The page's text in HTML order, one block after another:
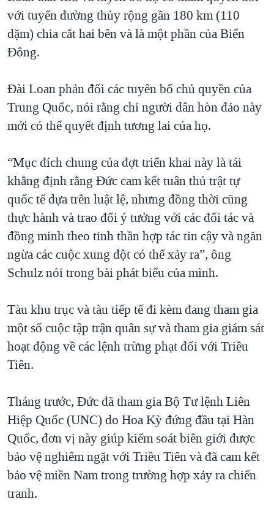
với tuyến đường thủy rộng gần 180 km (110
dặm) chia cắt hai bên và là một phần của Biển
Đông.
Đài Loan phản đối các tuyên bố chủ quyền của
Trung Quốc, nói rằng chỉ người dân hòn đảo này
mới có thể quyết định tương lai của họ.
“Mục đích chung của đợt triển khai này là tái
khẳng định rằng Đức cam kết tuân thủ trật tự
quốc tế dựa trên luật lệ, nhưng đồng thời cũng
thực hành và trao đổi ý tưởng với các đối tác và
đồng minh theo tinh thần hợp tác tin cậy và ngăn
ngừa các cuộc xung đột có thể xảy ra”, ông
Schulz nói trong bài phát biểu của mình.
Tàu khu trục và tàu tiếp tế đi kèm đang tham gia
một số cuộc tập trận quân sự và tham gia giám sát
hoạt động về các lệnh trừng phạt đối với Triều
Tiên.
Tháng trước, Đức đã tham gia Bộ Tư lệnh Liên
Hiệp Quốc (UNC) do Hoa Kỳ đứng đầu tại Hàn
Quốc, đơn vị này giúp kiểm soát biên giới được
bảo vệ nghiêm ngặt với Triều Tiên và đã cam kết
bảo vệ miền Nam trong trường hợp xảy ra chiến
tranh.